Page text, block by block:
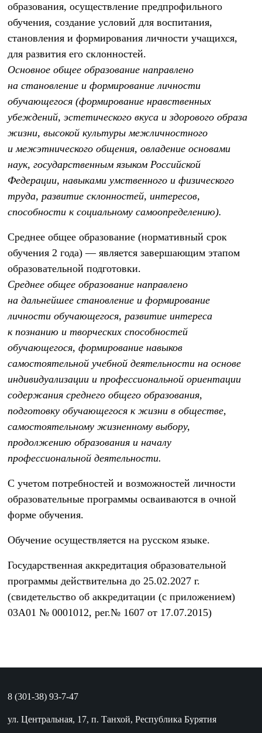
образования, осуществление предпрофильного
обучения, создание условий для воспитания,
становления и формирования личности учащихся,
для развития его склонностей.
Основное общее образование направлено
на становление и формирование личности
обучающегося (формирование нравственных
убеждений, эстетического вкуса и здорового образа
жизни, высокой культуры межличностного
и межэтнического общения, овладение основами
наук, государственным языком Российской
Федерации, навыками умственного и физического
труда, развитие склонностей, интересов,
способности к социальному самоопределению).
Среднее общее образование (нормативный срок
обучения 2 года) — является завершающим этапом
образовательной подготовки.
Среднее общее образование направлено
на дальнейшее становление и формирование
личности обучающегося, развитие интереса
к познанию и творческих способностей
обучающегося, формирование навыков
самостоятельной учебной деятельности на основе
индивидуализации и профессиональной ориентации
содержания среднего общего образования,
подготовку обучающегося к жизни в обществе,
самостоятельному жизненному выбору,
продолжению образования и началу
профессиональной деятельности.
С учетом потребностей и возможностей личности
образовательные программы осваиваются в очной
форме обучения.
Обучение осуществляется на русском языке.
Государственная аккредитация образовательной
программы действительна до 25.02.2027 г.
(свидетельство об аккредитации (с приложением)
03А01 № 0001012, рег.№ 1607 от 17.07.2015)
8 (301-38) 93-7-47
ул. Центральная, 17, п. Танхой, Республика Бурятия